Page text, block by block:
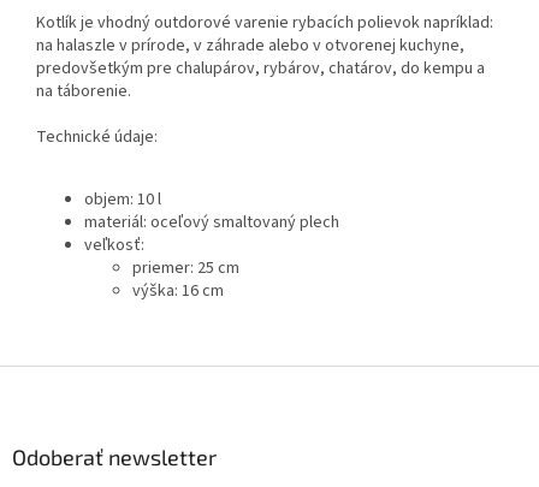
Kotlík je vhodný outdorové varenie rybacích polievok napríklad:
na halaszle v prírode, v záhrade alebo v otvorenej kuchyne,
predovšetkým pre chalupárov, rybárov, chatárov, do kempu a
na táborenie.
Technické údaje:
objem: 10 l
materiál: oceľový smaltovaný plech
veľkosť:
priemer: 25 cm
výška: 16 cm
Odoberať newsletter